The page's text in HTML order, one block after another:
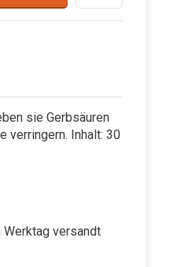
sie Gerbsäuren
verringern. Inhalt: 30
Werktag versandt